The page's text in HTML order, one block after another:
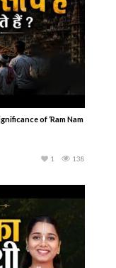
Significance of ‘Ram Nam
138
1